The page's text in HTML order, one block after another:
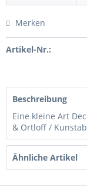
Merken
Artikel-Nr.:
Beschreibung
Eine kleine Art
& Ortloff /
Ähnliche Artikel